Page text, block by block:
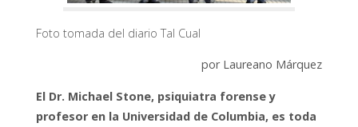
Foto tomada del diario Tal Cual
por Laureano Márquez
El Dr. Michael Stone, psiquiatra forense y
profesor en la Universidad de Columbia, es toda